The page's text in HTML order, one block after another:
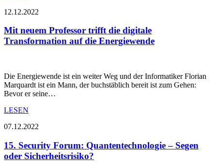
12.12.2022
Mit neuem Professor trifft die digitale
Transformation auf die Energiewende
Die Energiewende ist ein weiter Weg und der Informatiker Florian
Marquardt ist ein Mann, der buchstäblich bereit ist zum Gehen:
Bevor er seine…
LESEN
07.12.2022
15. Security Forum: Quantentechnologie – Segen
oder Sicherheitsrisiko?